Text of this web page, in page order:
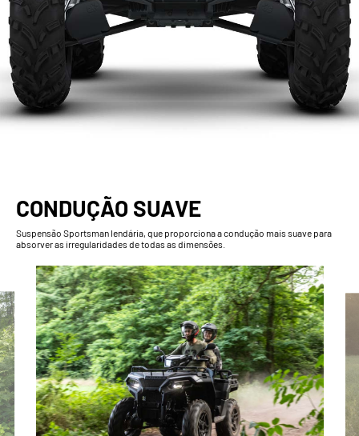
CONDUÇÃO SUAVE
Suspensão Sportsman lendária, que proporciona a condução mais suave para
absorver as irregularidades de todas as dimensões.